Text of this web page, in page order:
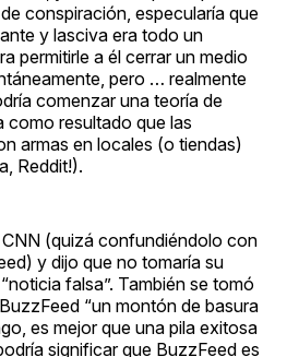
conspiración, especularía que
y lasciva era todo un
permitirle a él cerrar un medio
pero … realmente
comenzar una teoría de
como resultado que las
armas en locales (o tiendas)
Reddit!).
(quizá confundiéndolo con
y dijo que no tomaría su
falsa”. También se tomó
“un montón de basura
es mejor que una pila exitosa
significar que BuzzFeed es